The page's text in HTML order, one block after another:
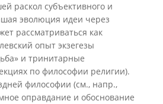
раскол субъективного и
эволюция идеи через
рассматриваться как
опыт экзегезы
и тринитарные
по философии религии).
философии (см., напр.,
оправдание и обоснование